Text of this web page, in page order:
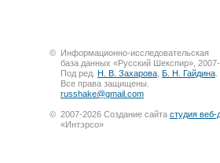
© Информационно-исследовательская
база данных «Русский Шекспир»,
Под ред. Н. В. Захарова Б. Н. Гайдина
Все права защищены.
russhake@gmail.com
© 2007-2026 Создание сайта студия веб-
«Интэрсо»